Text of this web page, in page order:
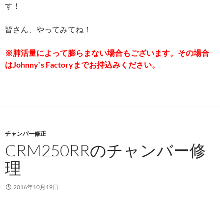
す！
皆さん、やってみてね！
※肺活量によって膨らまない場合もございます。その場合
はJohnny`s Factoryまでお持込みください。
チャンバー修正
CRM250RRのチャンバー修
理
2016年10月19日